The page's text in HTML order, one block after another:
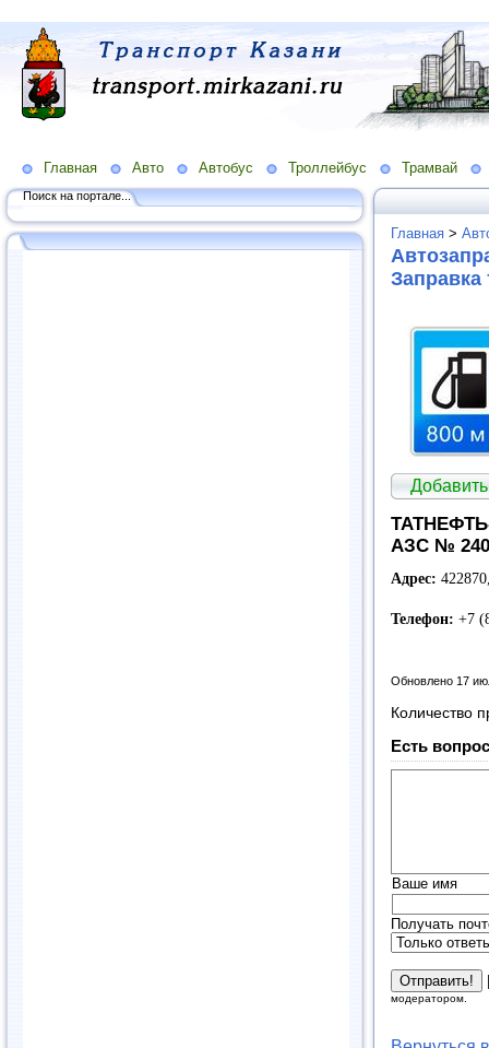
Главная Авто Автобус Троллейбус Трамвай
Поиск на портале...
Главная >
Заправка
АЗС № 240
Адрес:
Телефон: +7
Обновлено 17
Количество
Есть
Ваше имя
Получать
модератором.